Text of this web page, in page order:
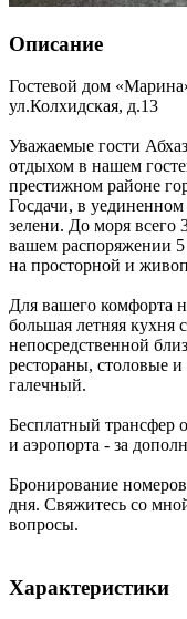
Описание
Гостевой дом
ул.Колхидская, д.13
Уважаемые гости
отдыхом в нашем
престижном районе
Госдачи, в
зелени. До моря
вашем распоряжении
на просторной и
Для вашего комфорта
большая летняя кухня
непосредственной
рестораны, столовые
галечный.
Бесплатный трансфер
и аэропорта - за
Бронирование номеров
дня. Свяжитесь со
вопросы.
Характеристики